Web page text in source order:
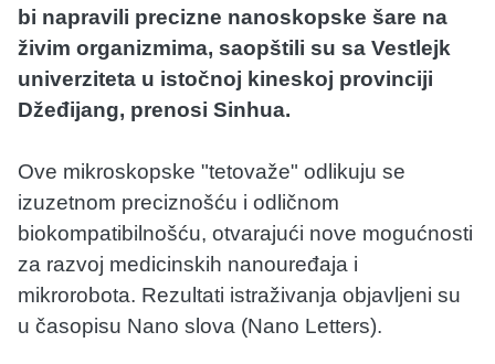
bi napravili precizne nanoskopske šare na
živim organizmima, saopštili su sa Vestlejk
univerziteta u istočnoj kineskoj provinciji
Džeđijang, prenosi Sinhua.
Ove mikroskopske "tetovaže" odlikuju se
izuzetnom preciznošću i odličnom
biokompatibilnošću, otvarajući nove mogućnosti
za razvoj medicinskih nanouređaja i
mikrorobota. Rezultati istraživanja objavljeni su
u časopisu Nano slova (Nano Letters).